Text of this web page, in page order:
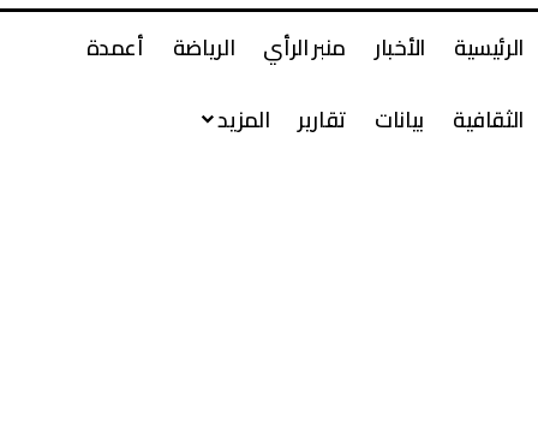
الرئيسية الأخبار منبر الرأي الرياضة
أعمدة
الثقافية
بيانات تقارير المزيد